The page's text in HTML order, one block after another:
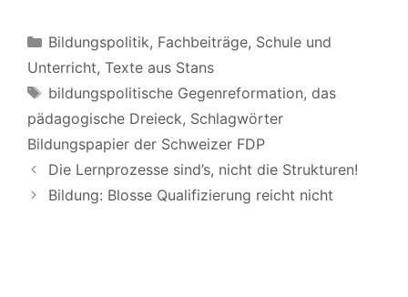
Kategorien
Bildungspolitik, Fachbeiträge, Schule und
Unterricht, Texte aus Stans
Schlagwörter
bildungspolitische Gegenreformation, das
pädagogische Dreieck, Schlagwörter
Bildungspapier der Schweizer FDP
Die Lernprozesse sind’s, nicht die Strukturen!
Bildung: Blosse Qualifizierung reicht nicht